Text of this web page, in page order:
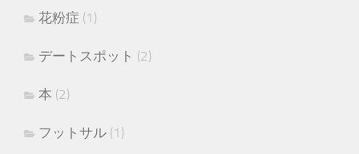
花粉症 (1)
デートスポット (2)
本 (2)
フットサル (1)